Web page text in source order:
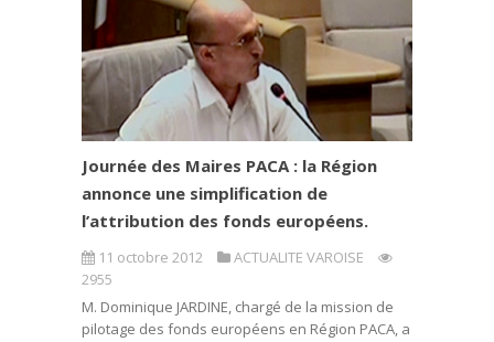
Journée des Maires PACA : la Région
annonce une simplification de
l’attribution des fonds européens.
11 octobre 2012
ACTUALITE VAROISE
2955
M. Dominique JARDINE, chargé de la mission de
pilotage des fonds européens en Région PACA, a